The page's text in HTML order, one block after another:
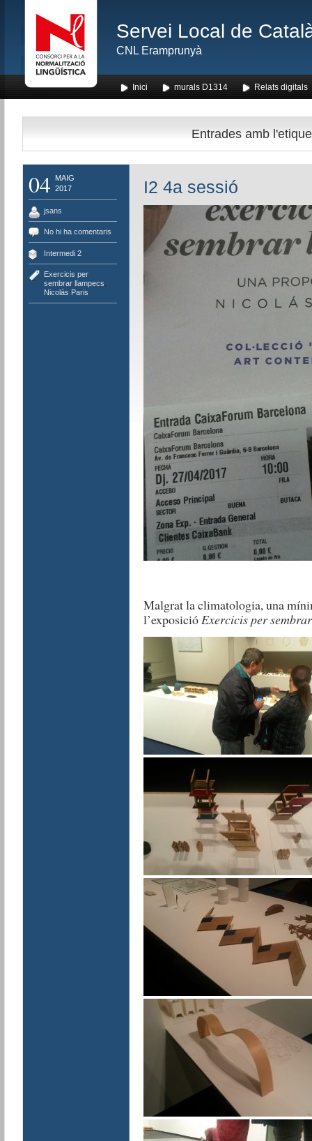
Servei Local de
CNL Eramprunyà
Inici murals D1314 Relats digitals
Entrades amb
04
MAIG
2017
jsans
No hi ha comentaris
Intermedi 2
Exercicis per
sembrar llampecs
Nicolás Paris
I2 4a sessió
Malgrat la climatologia, una
l’exposicióExercicis per